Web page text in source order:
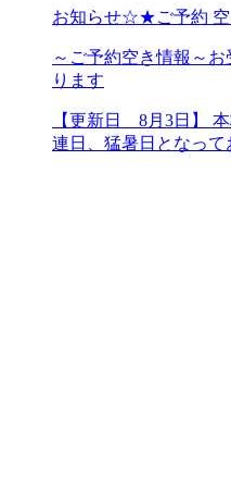
お知らせ☆★ご予約
～ご予約空き情報～
ります
【更新日 8月3日】
連日、猛暑日となって